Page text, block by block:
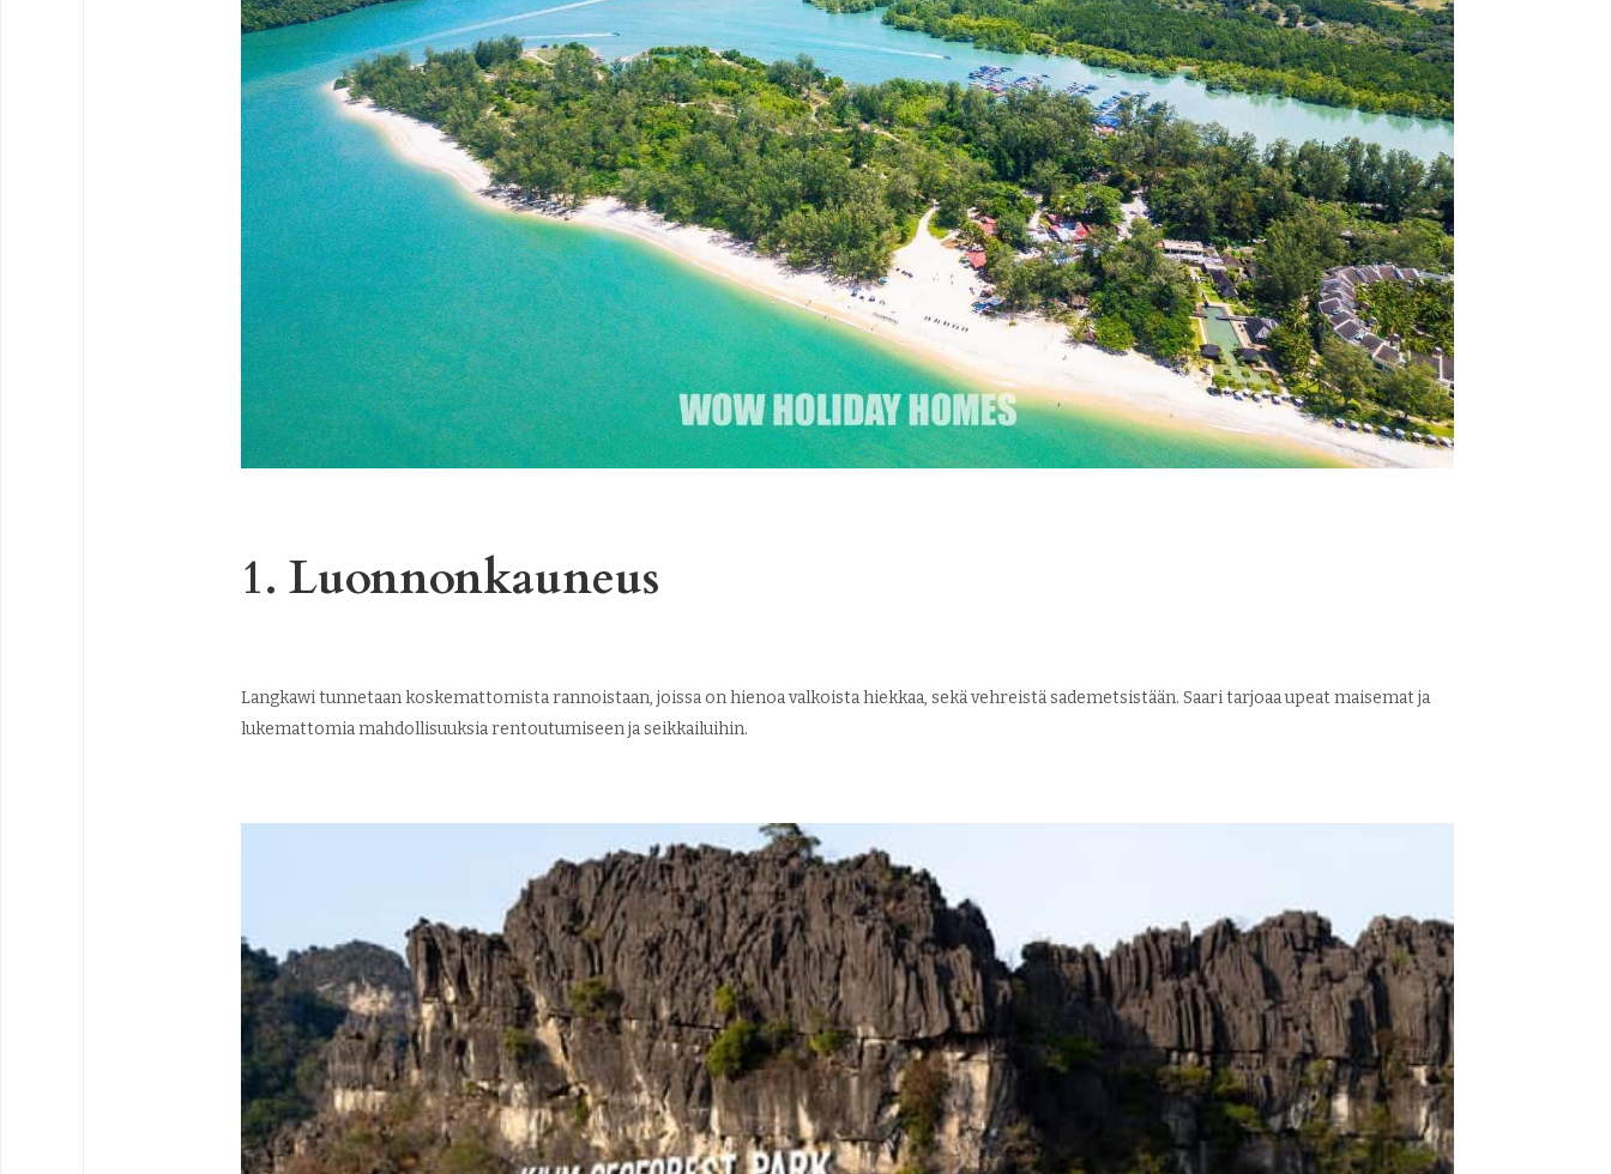
1. Luonnonkauneus
Langkawi tunnetaan koskemattomista rannoistaan, joissa on hienoa valkoista hiekkaa, sekä vehreistä sademetsistään. Saari tarjoaa upeat maisemat ja
lukemattomia mahdollisuuksia rentoutumiseen ja seikkailuihin.